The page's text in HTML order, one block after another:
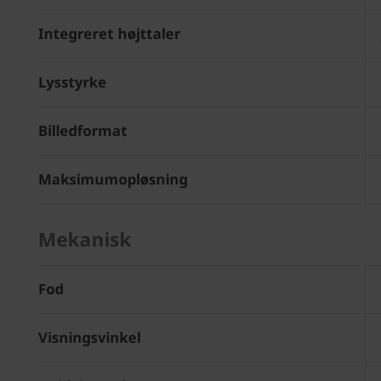
Integreret højttaler
Lysstyrke
Billedformat
Maksimumopløsning
Mekanisk
Fod
Visningsvinkel